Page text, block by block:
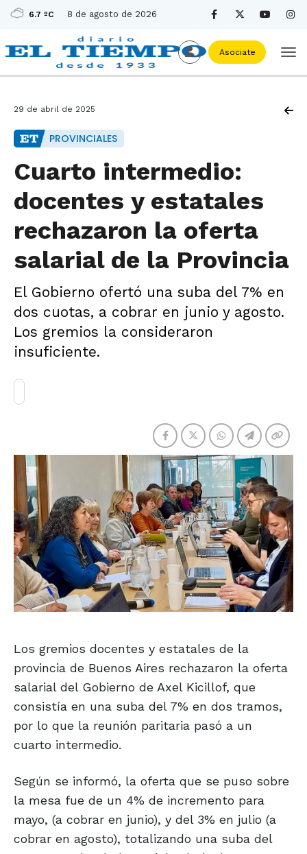
6.7 ºC 8 de agosto de 2026
Asociate
29 de abril de 2025
PROVINCIALES
Cuarto intermedio:
docentes y estatales
rechazaron la oferta
salarial de la Provincia
El Gobierno ofertó una suba del 7% en
dos cuotas, a cobrar en junio y agosto.
Los gremios la consideraron
insuficiente.
Los gremios docentes y estatales de la
provincia de Buenos Aires rechazaron la oferta
salarial del Gobierno de Axel Kicillof, que
consistía en una suba del 7% en dos tramos,
por lo que la reunión paritaria pasó a un
cuarto intermedio.
Según se informó, la oferta que se puso sobre
la mesa fue de un 4% de incremento para
mayo, (a cobrar en junio), y del 3% en julio (a
cobrar en agosto), totalizando una suba del